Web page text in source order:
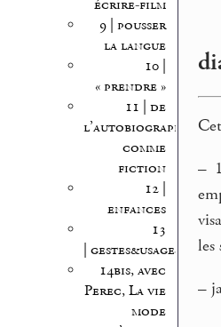
écrire-film
9 | pousser
la langue
10 |
« prendre »
11 | de
l’autobiographie
comme
fiction
12 |
enfances
13
| gestes&usages
14bis, avec
Perec, La vie
mode
–
les
–